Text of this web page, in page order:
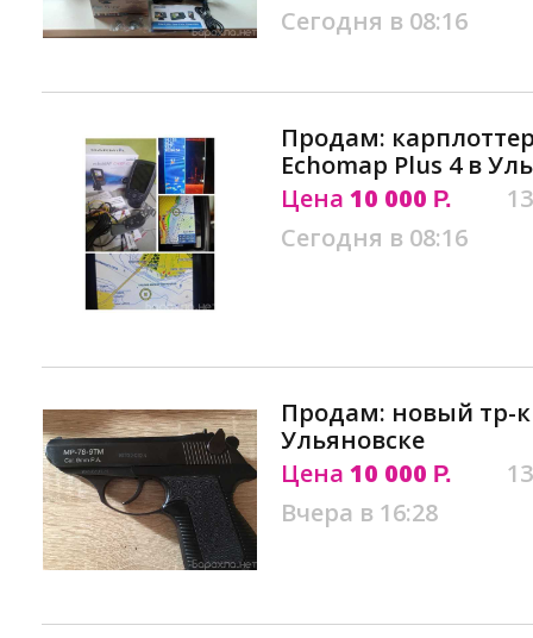
Сегодня в 08:16
Продам:
Echomap Plus 4 в
Цена 10 000 Р.
Сегодня в 08:16
Продам: новый тр-
Ульяновске
Цена 10 000 Р.
Вчера в 16:28